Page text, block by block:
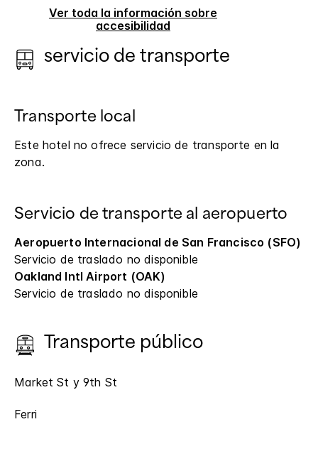
Ver toda la información sobre
accesibilidad
servicio de transporte
Transporte local
Este hotel no ofrece servicio de transporte en la
zona.
Servicio de transporte al aeropuerto
Aeropuerto Internacional de San Francisco (SFO)
Servicio de traslado no disponible
Oakland Intl Airport (OAK)
Servicio de traslado no disponible
Transporte público
Market St y 9th St
Ferri